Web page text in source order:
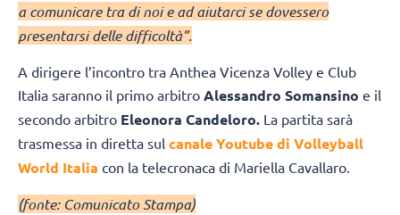
a comunicare tra di noi e ad aiutarci se dovessero
presentarsi delle difficoltà”.
A dirigere l’incontro tra Anthea Vicenza Volley e Club
Italia saranno il primo arbitro Alessandro Somansino e il
secondo arbitro Eleonora Candeloro. La partita sarà
trasmessa in diretta sul canale Youtube di Volleyball
World Italia con la telecronaca di Mariella Cavallaro.
(fonte: Comunicato Stampa)